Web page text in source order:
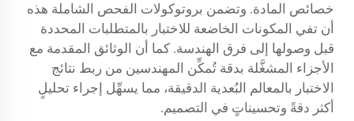
خصائص المادة. وتضمن بروتوكولات الفحص الشاملة هذه
أن تفي المكونات الخاضعة للاختبار بالمتطلبات المحددة
قبل وصولها إلى فرق الهندسة. كما أن الوثائق المقدمة مع
الأجزاء المشغَّلة بدقة تُمكِّن المهندسين من ربط نتائج
الاختبار بالمعالم البُعدية الدقيقة، مما يسهِّل إجراء تحليلٍ
أكثر دقةً وتحسيناتٍ في التصميم.